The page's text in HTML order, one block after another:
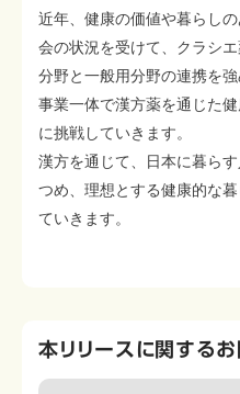
近年、健康の価値や暮らし
会の状況を受けて、クラシ
分野と一般用分野の連携を
事業一体で漢方薬を通じた
に挑戦していきます。
漢方を通じて、日本に暮ら
つめ、理想とする健康的な
ていきます。
本リリースに関する